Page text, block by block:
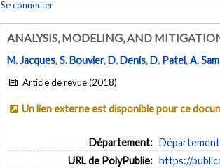
Se connecter
ANALYSIS, MODELING, AND
M. Jacques,S. Bouvier,D. Denis,D. Patel,A.
Article de revue (2018)
Un lien externe est disponible pour ce
Département:
URL de PolyPublie: https://